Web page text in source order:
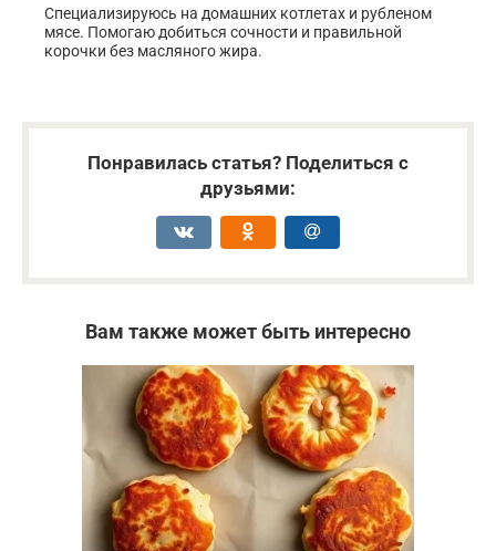
Специализируюсь на домашних котлетах и рубленом
мясе. Помогаю добиться сочности и правильной
корочки без масляного жира.
Понравилась статья? Поделиться с
друзьями:
Вам также может быть интересно